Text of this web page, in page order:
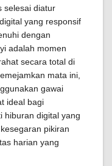
selesai diatur
yang responsif
dengan
adalah momen
secara total di
mata ini,
gawai
ideal bagi
hiburan digital yang
pikiran
harian yang